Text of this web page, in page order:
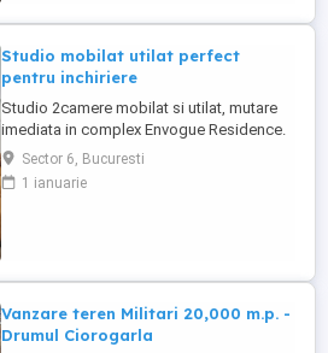
Studio mobilat utilat perfect
pentru inchiriere
Studio 2camere mobilat si utilat, mutare
imediata in complex Envogue Residence.
Centrala termica de apartament, cablu tv ,
masina de spalat rufe. Ideal in aceste zile
toride de vara iti ofera racoare vara si
Sector 6, Bucuresti
1 ianuarie
Vanzare teren Militari 20,000 m.p. -
Drumul Ciorogarla